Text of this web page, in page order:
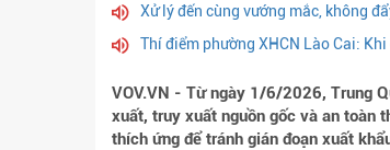
Xử lý đến cùng vướng mắc, không
Thí điểm phường XHCN Lào Cai:
VOV.VN - Từ ngày 1/6/2026, Trung
xuất, truy xuất nguồn gốc và an toàn
thích ứng để tránh gián đoạn xuất